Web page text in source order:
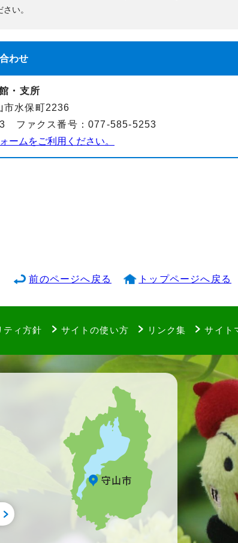
い。
わせ
・支所
水保町2236
ファクス番号：077-585-5253
ームをご利用ください。
前のページへ戻る トップページへ戻る
ティ方針 サイトの使い方 リンク集 サイト